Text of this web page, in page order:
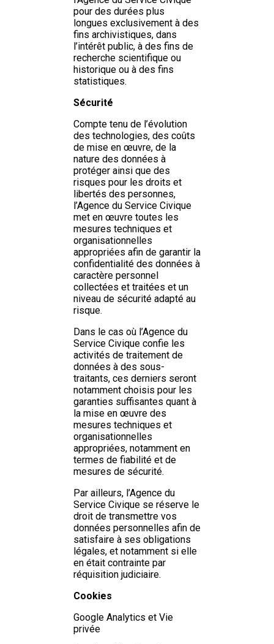
pour des durées plus
longues exclusivement à des
fins archivistiques, dans
l’intérêt public, à des fins de
recherche scientifique ou
historique ou à des fins
statistiques.
Sécurité
Compte tenu de l’évolution
des technologies, des coûts
de mise en œuvre, de la
nature des données à
protéger ainsi que des
risques pour les droits et
libertés des personnes,
l’Agence du Service Civique
met en œuvre toutes les
mesures techniques et
organisationnelles
appropriées afin de garantir la
confidentialité des données à
caractère personnel
collectées et traitées et un
niveau de sécurité adapté au
risque.
Dans le cas où l’Agence du
Service Civique confie les
activités de traitement de
données à des sous-
traitants, ces derniers seront
notamment choisis pour les
garanties suffisantes quant à
la mise en œuvre des
mesures techniques et
organisationnelles
appropriées, notamment en
termes de fiabilité et de
mesures de sécurité.
Par ailleurs, l’Agence du
Service Civique se réserve le
droit de transmettre vos
données personnelles afin de
satisfaire à ses obligations
légales, et notamment si elle
en était contrainte par
réquisition judiciaire.
Cookies
Google Analytics et Vie
privée